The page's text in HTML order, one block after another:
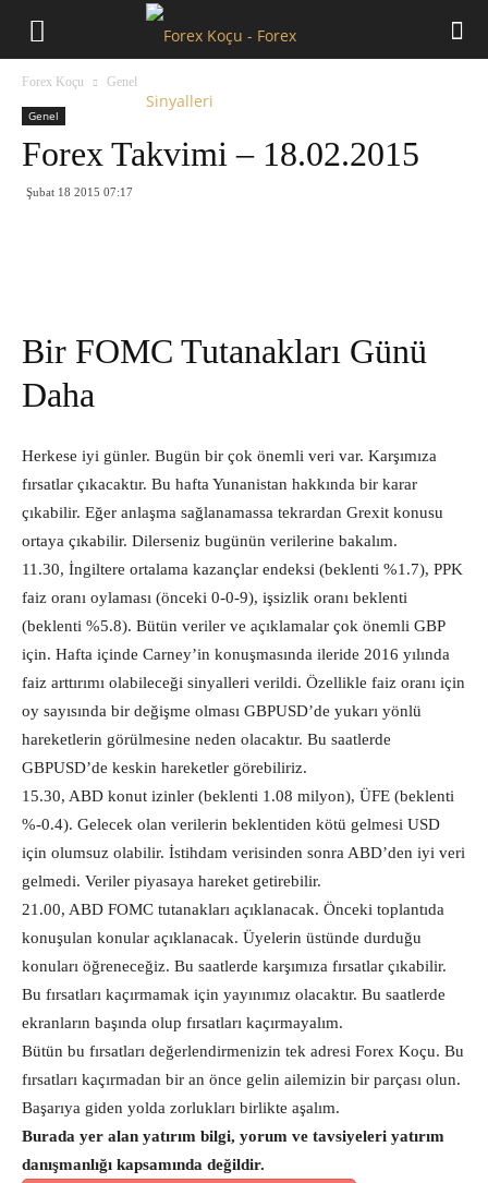
Forex Koçu Genel
Genel
Forex Takvimi – 18.02.2015
Şubat 18 2015 07:17
Bir FOMC Tutanakları Günü
Daha
Herkese iyi günler. Bugün bir çok önemli veri var. Karşımıza
fırsatlar çıkacaktır. Bu hafta Yunanistan hakkında bir karar
çıkabilir. Eğer anlaşma sağlanamassa tekrardan Grexit konusu
ortaya çıkabilir. Dilerseniz bugünün verilerine bakalım.
11.30, İngiltere ortalama kazançlar endeksi (beklenti %1.7), PPK
faiz oranı oylaması (önceki 0-0-9), işsizlik oranı beklenti
(beklenti %5.8). Bütün veriler ve açıklamalar çok önemli GBP
için. Hafta içinde Carney’in konuşmasında ileride 2016 yılında
faiz arttırımı olabileceği sinyalleri verildi. Özellikle faiz oranı için
oy sayısında bir değişme olması GBPUSD’de yukarı yönlü
hareketlerin görülmesine neden olacaktır. Bu saatlerde
GBPUSD’de keskin hareketler görebiliriz.
15.30, ABD konut izinler (beklenti 1.08 milyon), ÜFE (beklenti
%-0.4). Gelecek olan verilerin beklentiden kötü gelmesi USD
için olumsuz olabilir. İstihdam verisinden sonra ABD’den iyi veri
gelmedi. Veriler piyasaya hareket getirebilir.
21.00, ABD FOMC tutanakları açıklanacak. Önceki toplantıda
konuşulan konular açıklanacak. Üyelerin üstünde durduğu
konuları öğreneceğiz. Bu saatlerde karşımıza fırsatlar çıkabilir.
Bu fırsatları kaçırmamak için yayınımız olacaktır. Bu saatlerde
ekranların başında olup fırsatları kaçırmayalım.
Bütün bu fırsatları değerlendirmenizin tek adresi Forex Koçu. Bu
fırsatları kaçırmadan bir an önce gelin ailemizin bir parçası olun.
Başarıya giden yolda zorlukları birlikte aşalım.
Burada yer alan yatırım bilgi, yorum ve tavsiyeleri yatırım
danışmanlığı kapsamında değildir.